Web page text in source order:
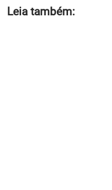
Leia também: